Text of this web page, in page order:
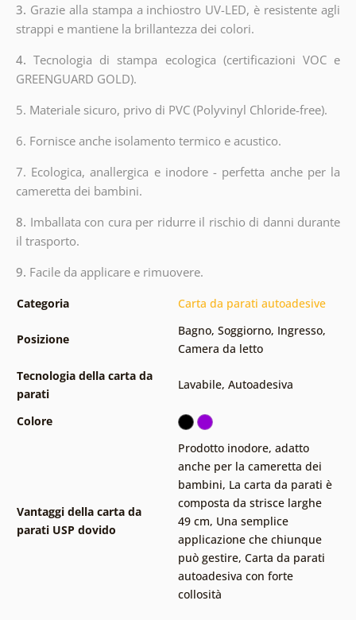
3. Grazie alla stampa a inchiostro UV-LED, è resistente agli
strappi e mantiene la brillantezza dei colori.
4.Tecnologia di stampa ecologica (certificazioni VOC e
GREENGUARD GOLD).
5. Materiale sicuro, privo di PVC (Polyvinyl Chloride-free).
6. Fornisce anche isolamento termico e acustico.
7. Ecologica, anallergica e inodore - perfetta anche per la
cameretta dei bambini.
8. Imballata con cura per ridurre il rischio di danni durante
il trasporto.
9. Facile da applicare e rimuovere.
Categoria Carta da parati autoadesive
Posizione
Bagno, Soggiorno, Ingresso,
Camera da letto
Tecnologia della carta da
parati
Lavabile, Autoadesiva
Colore
Vantaggi della carta da
parati USP dovido
Prodotto inodore, adatto
anche per la cameretta dei
bambini, La carta da parati è
composta da strisce larghe
49 cm, Una semplice
applicazione che chiunque
può gestire, Carta da parati
autoadesiva con forte
collosità